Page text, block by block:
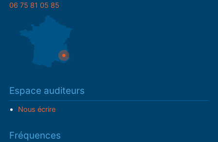
06 75 81 05 85
Espace auditeurs
Nous écrire
Fréquences